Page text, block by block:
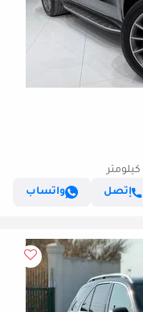
إتصل
واتساب